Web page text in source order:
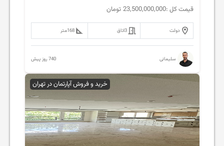
قیمت کل :23,500,000,000 تومان
دولت 3اتاق 168متر
سلیمانی 740 روز پیش
خرید و فروش آپارتمان در تهران